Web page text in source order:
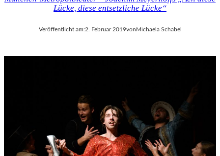
Lücke, diese entsetzliche Lücke“
Veröffentlicht am:2. Februar 2019vonMichaela Schabel